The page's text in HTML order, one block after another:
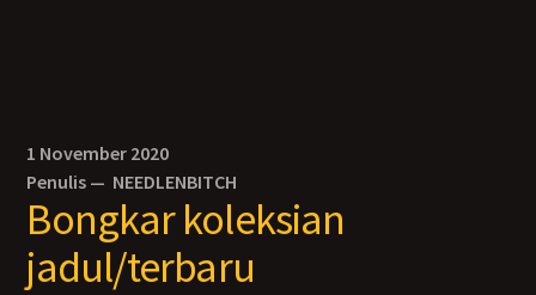
1 November 2020
Penulis — NEEDLENBITCH
Bongkar koleksian
jadul/terbaru